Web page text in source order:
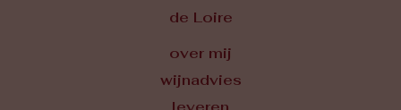
de Loire
over mij
wijnadvies